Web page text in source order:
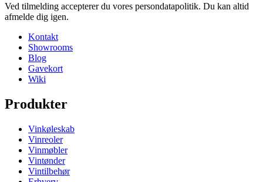
Ved tilmelding accepterer du vores persondatapolitik. Du kan altid
afmelde dig igen.
Kontakt
Showrooms
Blog
Gavekort
Wiki
Produkter
Vinkøleskab
Vinreoler
Vinmøbler
Vintønder
Vintilbehør